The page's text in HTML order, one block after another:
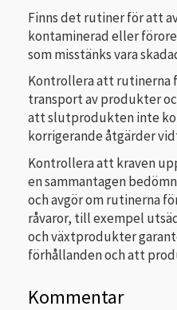
Finns det rutiner för att
kontaminerad eller
som misstänks vara
Kontrollera att rutinerna
transport av produkter
att slutprodukten inte
korrigerande åtgärder
Kontrollera att kraven
en sammantagen
och avgör om rutinerna
råvaror, till exempel
och växtprodukter
förhållanden och att
Kommentar